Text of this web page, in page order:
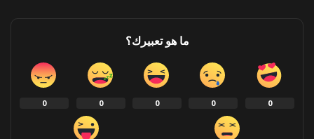
ما هو تعبيرك؟
0
0
0
0
0